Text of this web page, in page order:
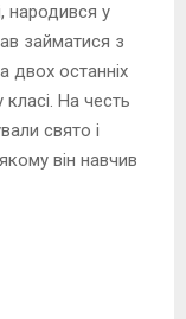
народився у
займатися з
двох останніх
класі. На честь
свято і
він навчив